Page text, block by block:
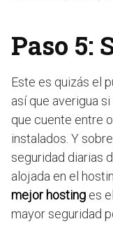
Paso 5:
Este es quizás el
así que averigua
que cuente entre
instalados. Y
seguridad diarias
alojada en el
mejor hosting es
mayor seguridad